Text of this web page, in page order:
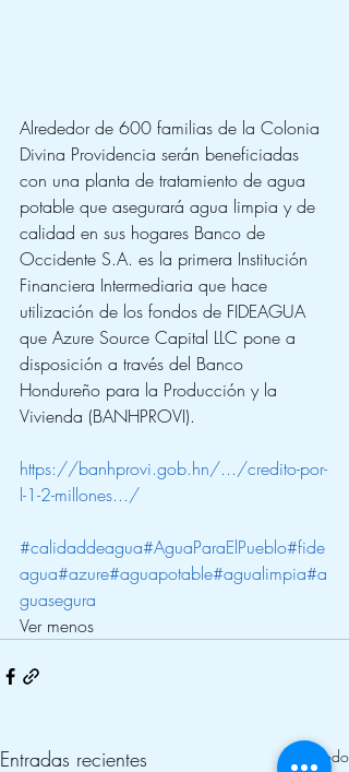
Alrededor de 600 familias de la Colonia
Divina Providencia serán beneficiadas
con una planta de tratamiento de agua
potable que asegurará agua limpia y de
calidad en sus hogares Banco de
Occidente S.A. es la primera Institución
Financiera Intermediaria que hace
utilización de los fondos de FIDEAGUA
que Azure Source Capital LLC pone a
disposición a través del Banco
Hondureño para la Producción y la
Vivienda (BANHPROVI).
https://banhprovi.gob.hn/.../credito-por-
l-1-2-millones.../
#calidaddeagua#AguaParaElPueblo#fide
agua#azure#aguapotable#agualimpia#a
guasegura
Ver menos
Entradas recientes Ver todo